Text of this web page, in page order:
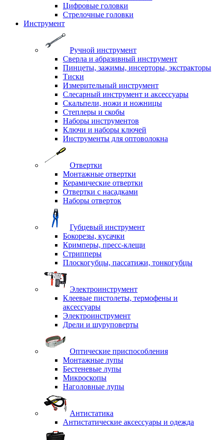
Цифровые головки
Стрелочные головки
Инструмент
Ручной инструмент
Сверла и абразивный инструмент
Пинцеты, зажимы, инсерторы, экстракторы
Тиски
Измерительный инструмент
Слесарный инструмент и аксессуары
Скальпели, ножи и ножницы
Степлеры и скобы
Наборы инструментов
Ключи и наборы ключей
Инструменты для оптоволокна
Отвертки
Монтажные отвертки
Керамические отвертки
Отвертки с насадками
Наборы отверток
Губцевый инструмент
Бокорезы, кусачки
Кримперы, пресс-клещи
Стрипперы
Плоскогубцы, пассатижи, тонкогубцы
Электроинструмент
Клеевые пистолеты, термофены и
аксессуары
Электроинструмент
Дрели и шуруповерты
Оптические приспособления
Монтажные лупы
Бестеневые лупы
Микроскопы
Наголовные лупы
Антистатика
Антистатические аксессуары и одежда